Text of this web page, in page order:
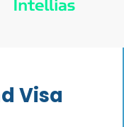
Visa